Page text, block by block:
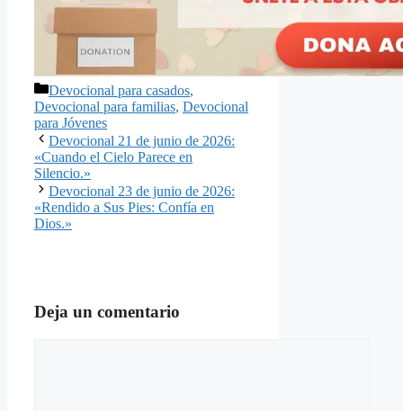
Categorías
Devocional para casados,
Devocional para familias, Devocional
para Jóvenes
Devocional 21 de junio de 2026:
«Cuando el Cielo Parece en
Silencio.»
Devocional 23 de junio de 2026:
«Rendido a Sus Pies: Confía en
Dios.»
Deja un comentario